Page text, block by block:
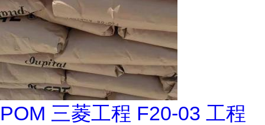
POM 三菱工程 F20-03 工程